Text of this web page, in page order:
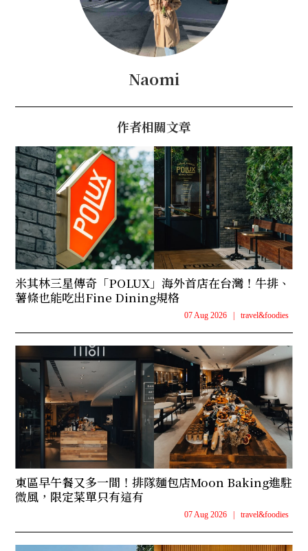
Naomi
作者相關文章
米其林三星傳奇「POLUX」海外首店在台灣！牛排、
薯條也能吃出Fine Dining規格
07 Aug 2026 travel&foodies
東區早午餐又多一間！排隊麵包店Moon Baking進駐
微風，限定菜單只有這有
07 Aug 2026 travel&foodies